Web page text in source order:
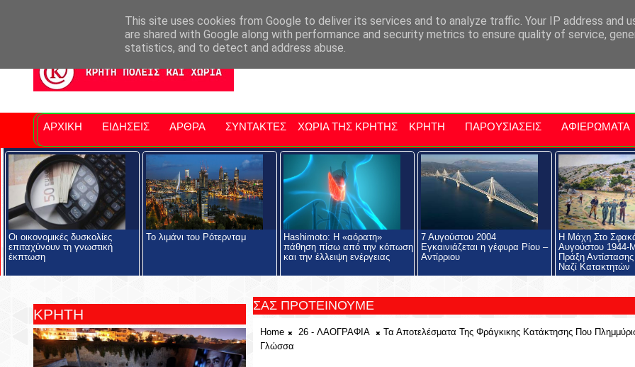
Νομός Λασιθίου Αγαπάμε Ρέθυμνο Επαρχία Μαλεβιζίου Εκδηλώσεις Στην Κρήτη Kriti Traveller
ΑΡΧΙΚΗ ΕΙΔΗΣΕΙΣ ΑΡΘΡΑ ΣΥΝΤΑΚΤΕΣ ΧΩΡΙΑ ΤΗΣ ΚΡΗΤΗΣ ΚΡΗΤΗ ΠΑΡΟΥΣΙΑΣΕΙΣ ΑΦΙΕΡΩΜΑΤΑ
Οι οικονομικές δυσκολίες
επιταχύνουν τη γνωστική
έκπτωση
Το λιμάνι του Ρότερνταμ
Hashimoto: Η «αόρατη»
πάθηση πίσω από την κόπωση
και την έλλειψη ενέργειας
7 Αυγούστου 2004
Εγκαινιάζεται η γέφυρα Ρίου –
Αντίρριου
Η Μάχη Στο
Αυγούστου 1944-
Πράξη
Ναζί Κατακτητών
ΚΡΗΤΗ
ΣΑΣ ΠΡΟΤΕΙΝΟΥΜΕ
Home 26 - ΛΑΟΓΡΑΦΙΑ
Τα Αποτελέσματα Της Φράγκικης Κατάκτησης Που
Γλώσσα
This site uses cookies from Google to deliver its services and to analyze traffic. Your IP address and
are shared with Google along with performance and security metrics to ensure quality of service,
statistics, and to detect and address abuse.